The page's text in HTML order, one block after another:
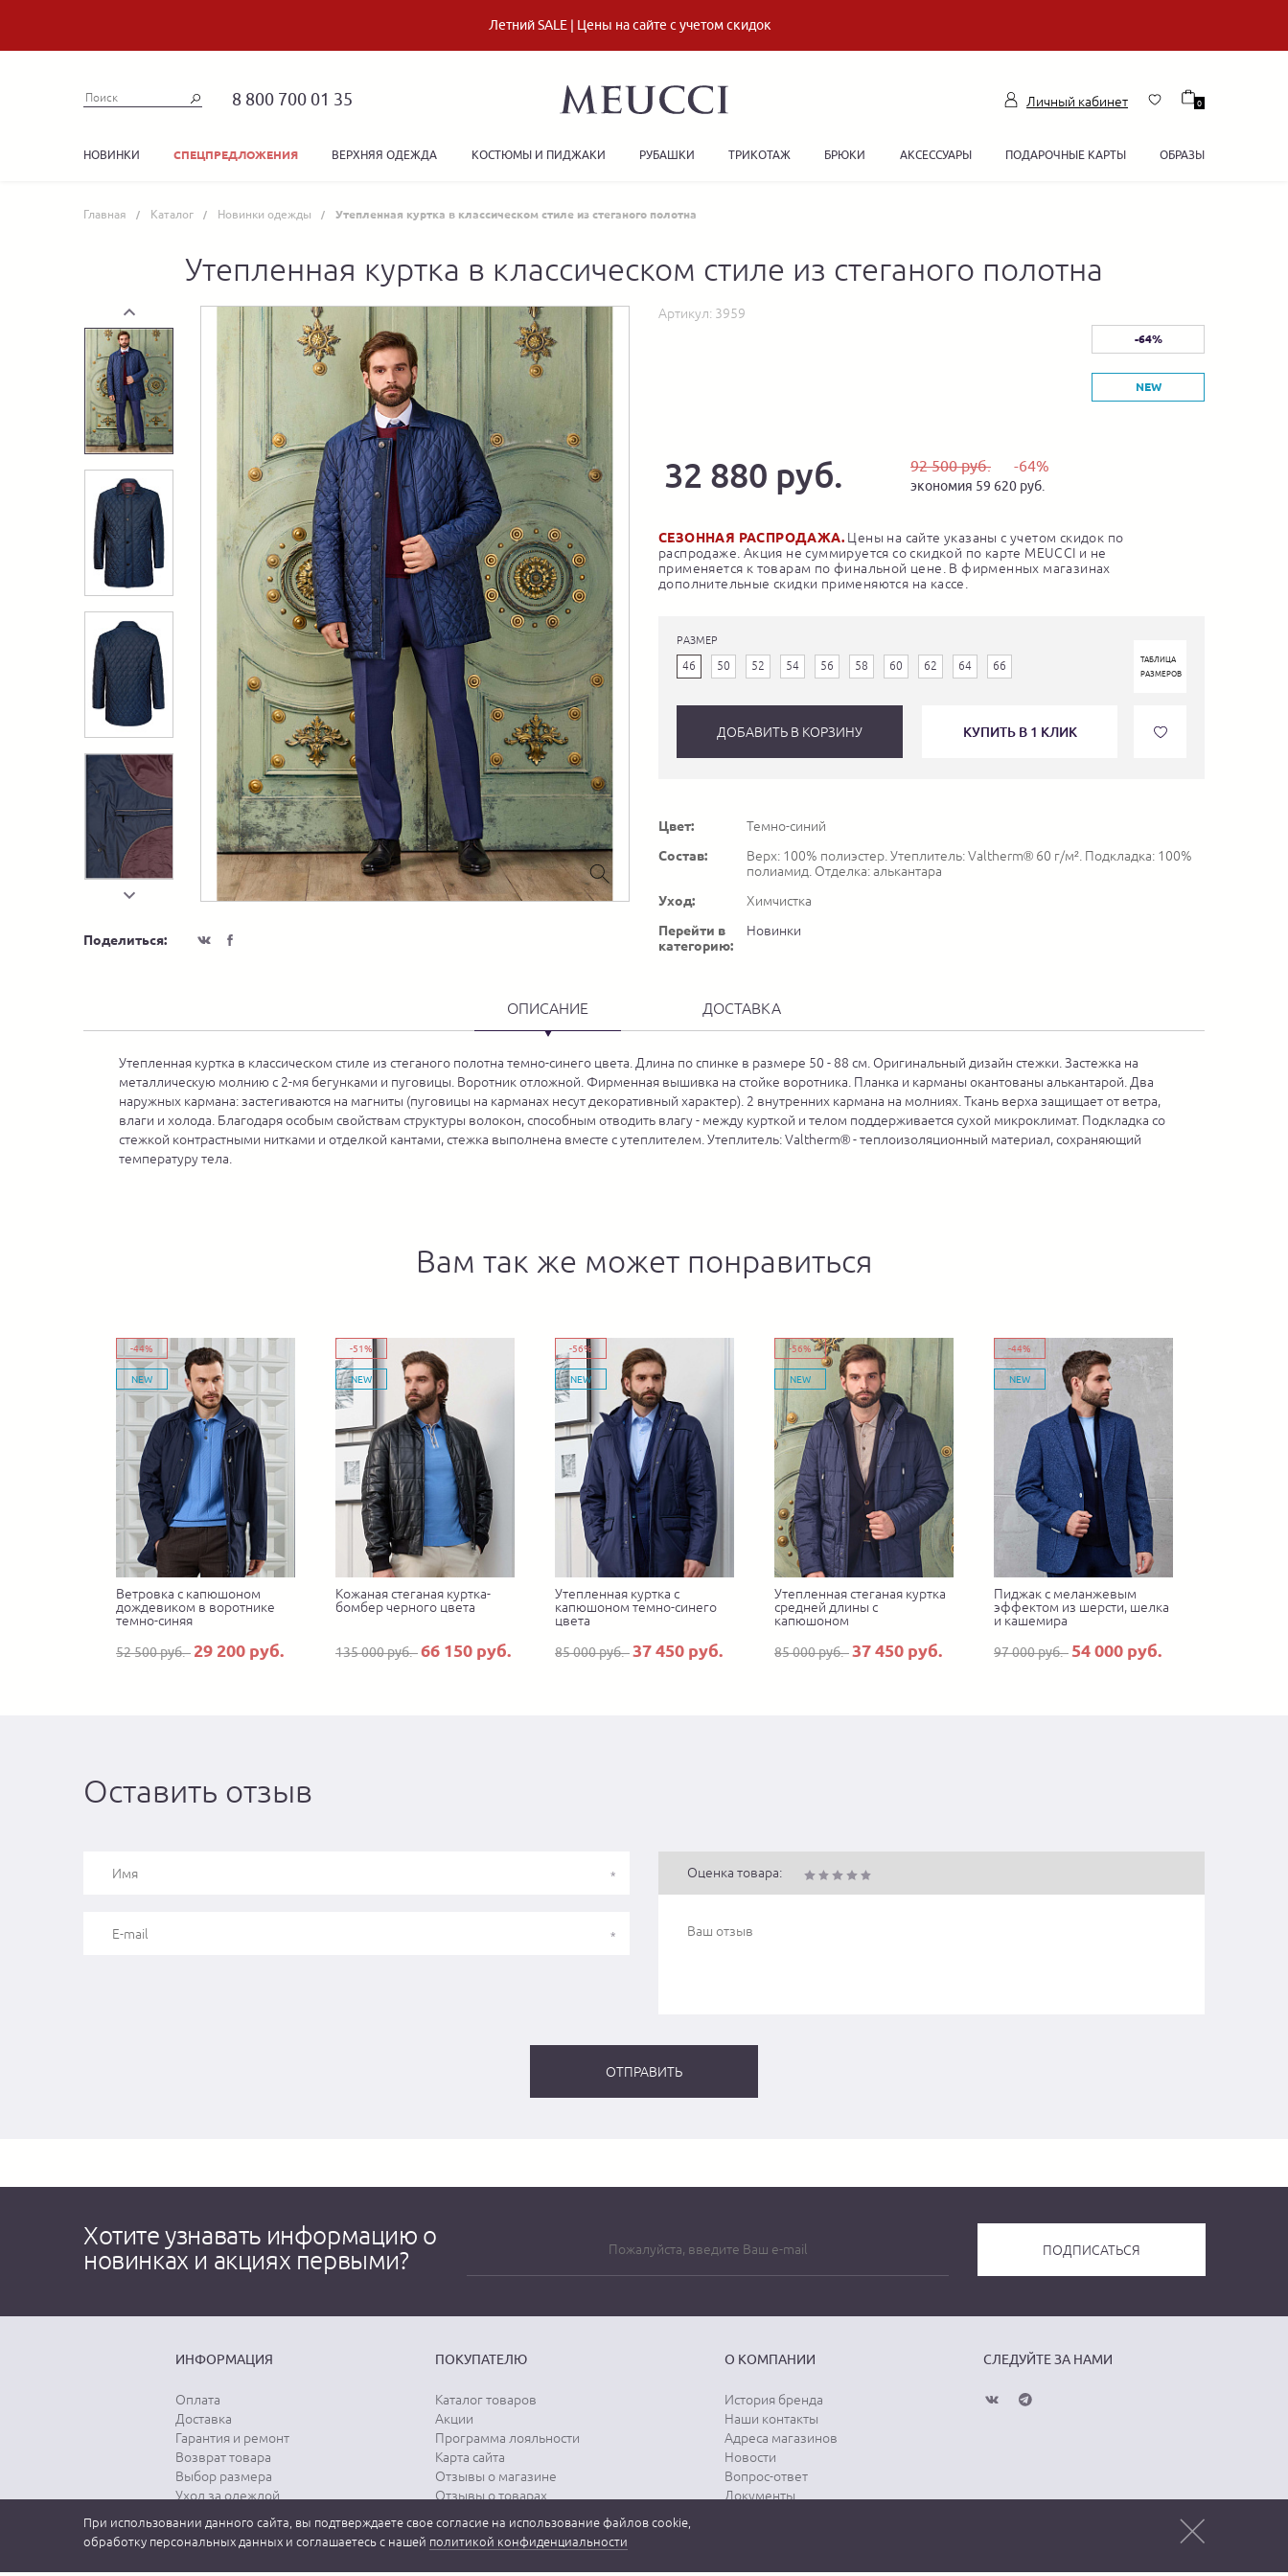
Летний SALE | Цены на сайте с учетом скидок
8 800 700 01 35 Личный кабинет 0
НОВИНКИ СПЕЦПРЕДЛОЖЕНИЯ ВЕРХНЯЯ ОДЕЖДА КОСТЮМЫ И ПИДЖАКИ РУБАШКИ ТРИКОТАЖ БРЮКИ АКСЕССУАРЫ ПОДАРОЧНЫЕ КАРТЫ ОБРАЗЫ
Главная Каталог Новинки одежды Утепленная куртка в классическом стиле из стеганого полотна
Утепленная куртка в классическом стиле из стеганого полотна
Поделиться:
Артикул: 3959
-64%
NEW
32 880 руб. 92 500 руб. -64%
экономия 59 620 руб.
СЕЗОННАЯ РАСПРОДАЖА. Цены на сайте указаны с учетом скидок по
распродаже. Акция не суммируется со скидкой по карте MEUCCI и не
применяется к товарам по финальной цене. В фирменных магазинах
дополнительные скидки применяются на кассе.
РАЗМЕР
46 50 52 54 56 58 60 62 64 66
ТАБЛИЦА
РАЗМЕРОВ
ДОБАВИТЬ В КОРЗИНУ КУПИТЬ В 1 КЛИК
Цвет:
Темно-синий
Состав:
Верх: 100% полиэстер. Утеплитель: Valtherm® 60 г/м². Подкладка: 100%
полиамид. Отделка: алькантара
Уход:
Химчистка
Перейти в
категорию:
Новинки
ОПИСАНИЕ ДОСТАВКА
Утепленная куртка в классическом стиле из стеганого полотна темно-синего цвета. Длина по спинке в размере 50 - 88 см. Оригинальный дизайн стежки. Застежка на
металлическую молнию с 2-мя бегунками и пуговицы. Воротник отложной. Фирменная вышивка на стойке воротника. Планка и карманы окантованы алькантарой. Два
наружных кармана: застегиваются на магниты (пуговицы на карманах несут декоративный характер). 2 внутренних кармана на молниях. Ткань верха защищает от ветра,
влаги и холода. Благодаря особым свойствам структуры волокон, способным отводить влагу - между курткой и телом поддерживается сухой микроклимат. Подкладка со
стежкой контрастными нитками и отделкой кантами, стежка выполнена вместе с утеплителем. Утеплитель: Valtherm® - теплоизоляционный материал, сохраняющий
температуру тела.
Вам так же может понравиться
-44%
NEW
Ветровка с капюшоном
дождевиком в воротнике
темно-синяя
52 500 руб. 29 200 руб.
-51%
NEW
Кожаная стеганая куртка-
бомбер черного цвета
135 000 руб.66 150 руб.
-56%
NEW
Утепленная куртка с
капюшоном темно-синего
цвета
85 000 руб.37 450 руб.
-56%
NEW
Утепленная стеганая куртка
средней длины с
капюшоном
85 000 руб.37 450 руб.
-44%
NEW
Пиджак с меланжевым
эффектом из шерсти, шелка
и кашемира
97 000 руб. 54 000 руб.
Оставить отзыв
Оценка товара:
Хотите узнавать информацию о
новинках и акциях первыми?
ИНФОРМАЦИЯ
Оплата
Доставка
Гарантия и ремонт
Возврат товара
Выбор размера
Уход за одеждой
ПОКУПАТЕЛЮ
Каталог товаров
Акции
Программа лояльности
Карта сайта
Отзывы о магазине
Отзывы о товарах
О КОМПАНИИ
История бренда
Наши контакты
Адреса магазинов
Новости
Вопрос-ответ
Документы
СЛЕДУЙТЕ ЗА НАМИ
Публичная оферта
При использовании данного сайта, вы подтверждаете свое согласие на использование файлов cookie,
обработку персональных данных и соглашаетесь с нашей политикой конфиденциальности